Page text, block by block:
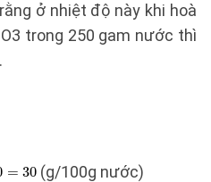
ở nhiệt độ này khi hoà
trong 250 gam nước thì
(g/100g nước)